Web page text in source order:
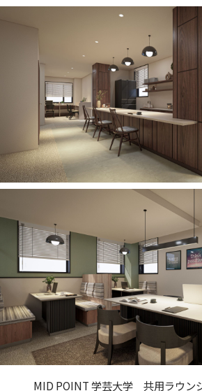
MID POINT 学芸大学 共用ラウ